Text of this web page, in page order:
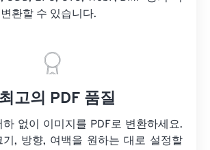
환할 수 있습니다.
최고의 PDF 품질
없이 이미지를 PDF로 변환하세요.
기, 방향, 여백을 원하는 대로 설정할